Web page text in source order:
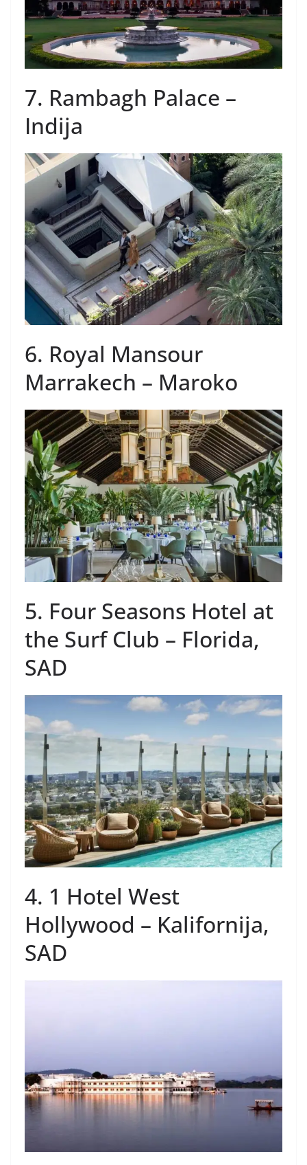
7. Rambagh Palace –
Indija
6. Royal Mansour
Marrakech – Maroko
5. Four Seasons Hotel at
the Surf Club – Florida,
SAD
4. 1 Hotel West
Hollywood – Kalifornija,
SAD